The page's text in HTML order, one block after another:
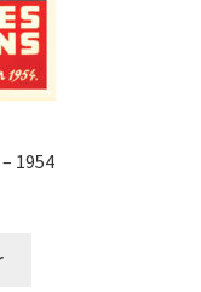
1954